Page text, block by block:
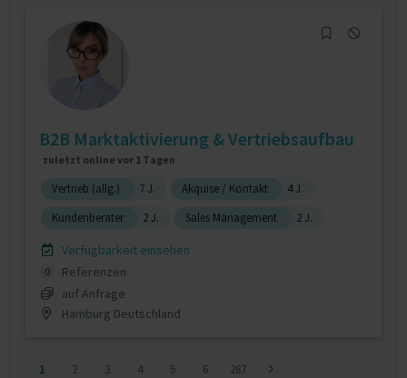
B2B Marktaktivierung & Vertriebsaufbau
zuletzt online vor 1 Tagen
Vertrieb (allg.) 7 J. Akquise / Kontakt
4 J.
Kundenberater
2 J. Sales Management 2 J.
Verfügbarkeit einsehen
0
Referenzen
auf Anfrage
Hamburg Deutschland
1 2 3 4 5 6 287